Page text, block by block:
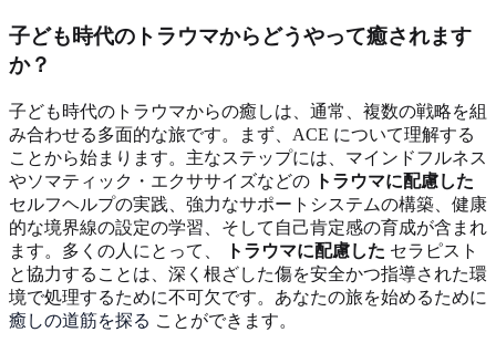
子ども時代のトラウマからどうやって癒されます
か？
子ども時代のトラウマからの癒しは、通常、複数の戦略を組
み合わせる多面的な旅です。まず、ACE について理解する
ことから始まります。主なステップには、マインドフルネス
やソマティック・エクササイズなどの
トラウマに配慮した
セルフヘルプの実践、強力なサポートシステムの構築、健康
的な境界線の設定の学習、そして自己肯定感の育成が含まれ
ます。多くの人にとって、
トラウマに配慮した セラピスト
と協力することは、深く根ざした傷を安全かつ指導された環
境で処理するために不可欠です。あなたの旅を始めるために
癒しの道筋を探る ことができます。